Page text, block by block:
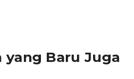
yang Baru Juga